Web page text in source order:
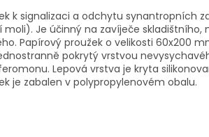
k signalizaci a odchytu synantropních
Je účinný na zavíječe skladištního,
Papírový proužek o velikosti 60x200
pokrytý vrstvou
Lepová vrstva je kryta
je zabalen v polypropylenovém obalu.